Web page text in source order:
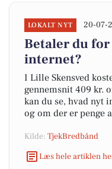
LOKALT NYT 20-07-
Betaler du
internet?
I Lille Skensved
gennemsnit 409 kr.
kan du se, hvad nyt
og om der er penge
Kilde: TjekBredbånd
Læs hele artiklen